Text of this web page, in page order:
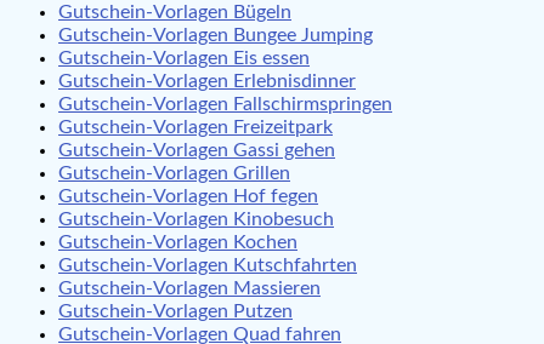
Gutschein-Vorlagen Bügeln
Gutschein-Vorlagen Bungee Jumping
Gutschein-Vorlagen Eis essen
Gutschein-Vorlagen Erlebnisdinner
Gutschein-Vorlagen Fallschirmspringen
Gutschein-Vorlagen Freizeitpark
Gutschein-Vorlagen Gassi gehen
Gutschein-Vorlagen Grillen
Gutschein-Vorlagen Hof fegen
Gutschein-Vorlagen Kinobesuch
Gutschein-Vorlagen Kochen
Gutschein-Vorlagen Kutschfahrten
Gutschein-Vorlagen Massieren
Gutschein-Vorlagen Putzen
Gutschein-Vorlagen Quad fahren